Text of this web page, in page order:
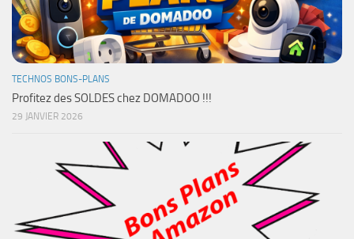
TECHNOS BONS-PLANS
Profitez des SOLDES chez DOMADOO !!!
29 JANVIER 2026